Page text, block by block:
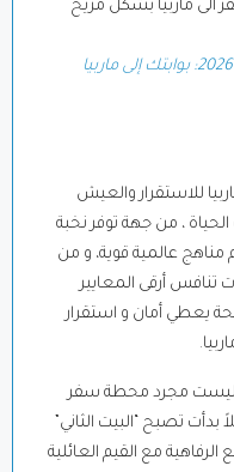
الى ماربيا بشكل مريح
للاستقرار والعيش
، من جهة توفر نخبة
مناهج عالمية قوية، و من
تنافس أرقى المعايير
يعطي أمان و استقرار
ليست مجرد محطة سفر
تصبح “البيت الثاني”
مع القيم العائلية